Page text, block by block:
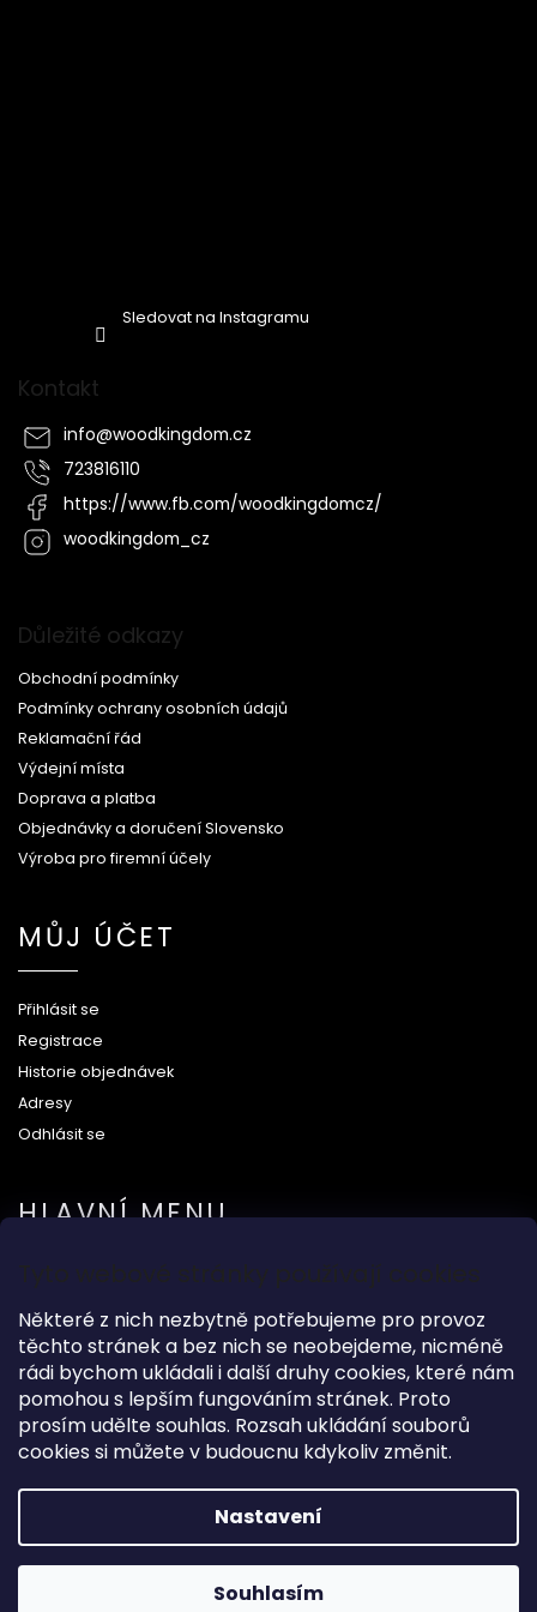
Tyto webové stránky používají cookies
Některé z nich nezbytně potřebujeme pro provoz
těchto stránek a bez nich se neobejdeme, nicméně
rádi bychom ukládali i další druhy cookies, které nám
pomohou s lepším fungováním stránek. Proto
prosím udělte souhlas. Rozsah ukládání souborů
cookies si můžete v budoucnu kdykoliv změnit.
Nastavení
Souhlasím
Sledovat na Instagramu
Kontakt
info@woodkingdom.cz
723816110
https://www.fb.com/woodkingdomcz/
woodkingdom_cz
Důležité odkazy
Obchodní podmínky
Podmínky ochrany osobních údajů
Reklamační řád
Výdejní místa
Doprava a platba
Objednávky a doručení Slovensko
Výroba pro firemní účely
MŮJ ÚČET
Přihlásit se
Registrace
Historie objednávek
Adresy
Odhlásit se
HLAVNÍ MENU
Na svatbu
Dárkové předměty
Módní doplňky
O nás
Vytvořil Shoptet
Wood Kingdom . Všechna práva vyhrazena.